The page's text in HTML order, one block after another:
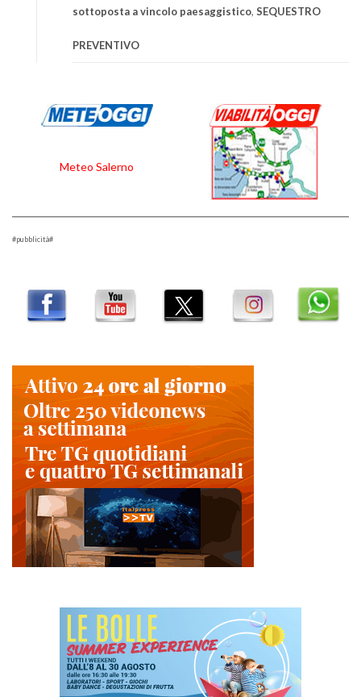
sottoposta a vincolo paesaggistico, SEQUESTRO
PREVENTIVO
Meteo Salerno
#pubblicità#